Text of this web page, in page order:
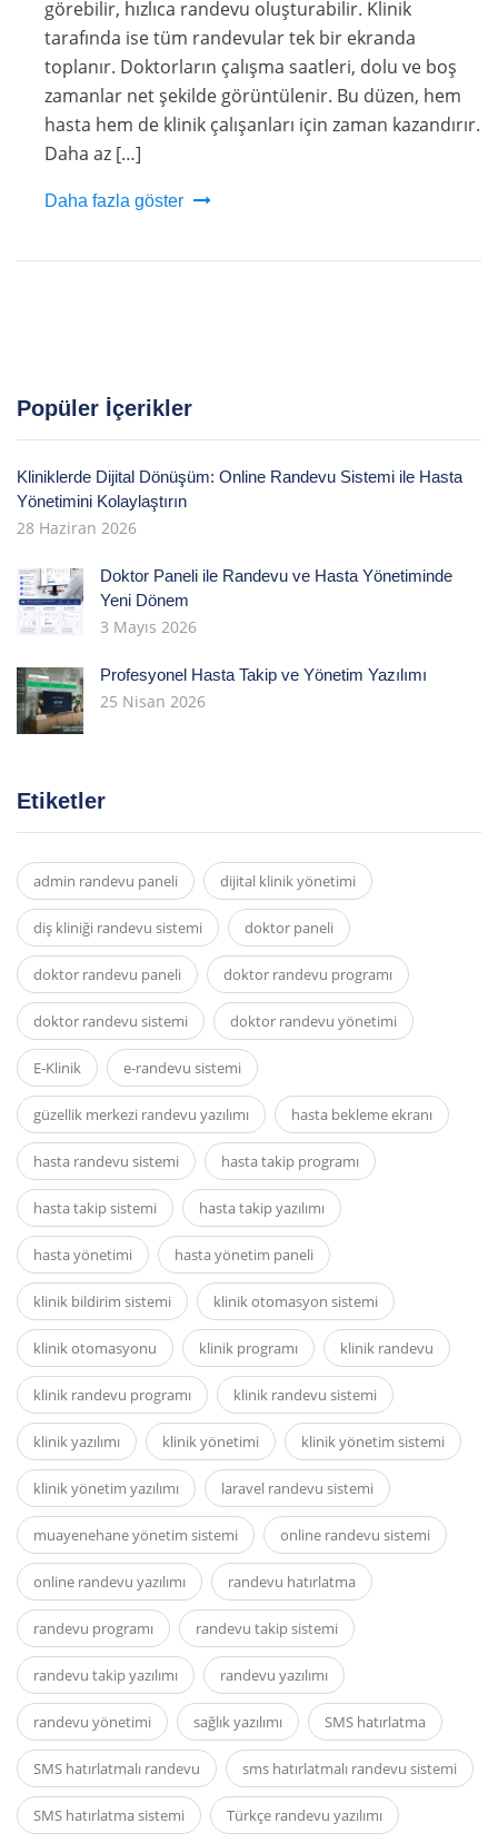
görebilir, hızlıca randevu oluşturabilir. Klinik
tarafında ise tüm randevular tek bir ekranda
toplanır. Doktorların çalışma saatleri, dolu ve boş
zamanlar net şekilde görüntülenir. Bu düzen, hem
hasta hem de klinik çalışanları için zaman kazandırır.
Daha az […]
Daha fazla göster
Popüler İçerikler
Kliniklerde Dijital Dönüşüm: Online Randevu Sistemi ile Hasta
Yönetimini Kolaylaştırın
28 Haziran 2026
Doktor Paneli ile Randevu ve Hasta Yönetiminde
Yeni Dönem
3 Mayıs 2026
Profesyonel Hasta Takip ve Yönetim Yazılımı
25 Nisan 2026
Etiketler
admin randevu paneli dijital klinik yönetimi
diş kliniği randevu sistemi doktor paneli
doktor randevu paneli doktor randevu programı
doktor randevu sistemi doktor randevu yönetimi
E-Klinik e-randevu sistemi
güzellik merkezi randevu yazılımı hasta bekleme ekranı
hasta randevu sistemi hasta takip programı
hasta takip sistemi hasta takip yazılımı
hasta yönetimi hasta yönetim paneli
klinik bildirim sistemi klinik otomasyon sistemi
klinik otomasyonu klinik programı klinik randevu
klinik randevu programı klinik randevu sistemi
klinik yazılımı klinik yönetimi klinik yönetim sistemi
klinik yönetim yazılımı laravel randevu sistemi
muayenehane yönetim sistemi online randevu sistemi
online randevu yazılımı randevu hatırlatma
randevu programı randevu takip sistemi
randevu takip yazılımı randevu yazılımı
randevu yönetimi sağlık yazılımı SMS hatırlatma
SMS hatırlatmalı randevu sms hatırlatmalı randevu sistemi
SMS hatırlatma sistemi Türkçe randevu yazılımı